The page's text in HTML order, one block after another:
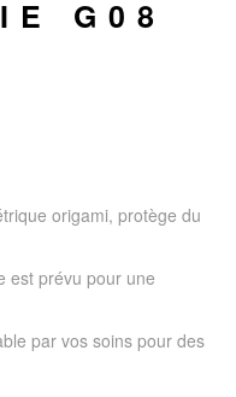
G08
origami, protège du
est prévu pour une
par vos soins pour des